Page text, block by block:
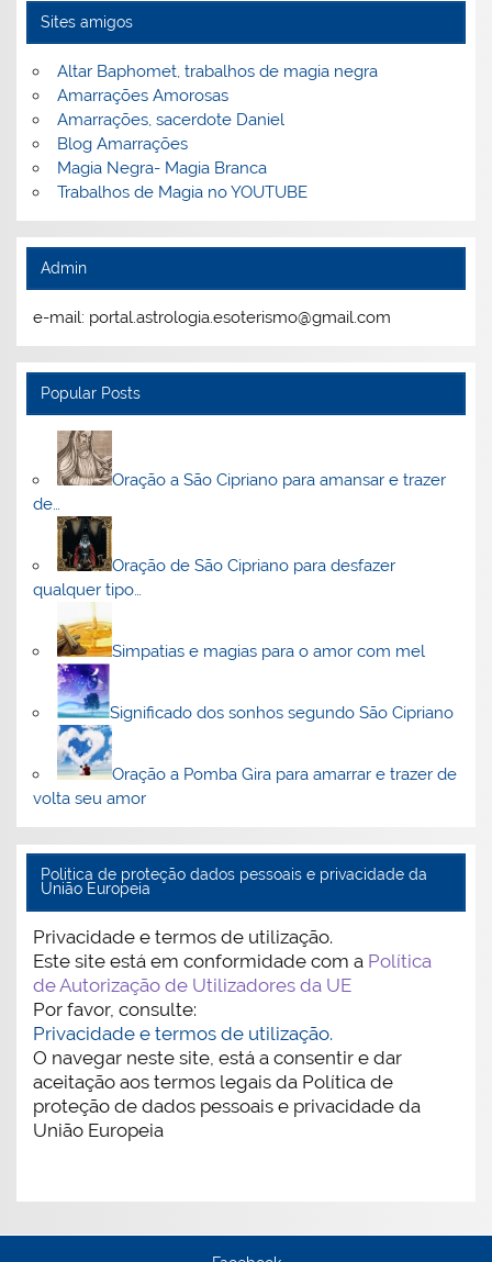
Sites amigos
Altar Baphomet, trabalhos de magia negra
Amarrações Amorosas
Amarrações, sacerdote Daniel
Blog Amarrações
Magia Negra- Magia Branca
Trabalhos de Magia no YOUTUBE
Admin
e-mail: portal.astrologia.esoterismo@gmail.com
Popular Posts
Oração a São Cipriano para amansar e trazer
de…
Oração de São Cipriano para desfazer
qualquer tipo…
Simpatias e magias para o amor com mel
Significado dos sonhos segundo São Cipriano
Oração a Pomba Gira para amarrar e trazer de
volta seu amor
Politica de proteção dados pessoais e privacidade da
União Europeia
Privacidade e termos de utilização.
Este site está em conformidade com a Política
de Autorização de Utilizadores da UE
Por favor, consulte:
Privacidade e termos de utilização.
O navegar neste site, está a consentir e dar
aceitação aos termos legais da Política de
proteção de dados pessoais e privacidade da
União Europeia